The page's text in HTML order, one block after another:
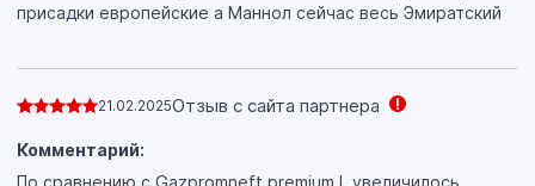
присадки европейские а Маннол сейчас весь Эмиратский
21.02.2025Отзыв с сайта партнера
Комментарий:
По сравнению с Gazpromneft premium L увеличилось